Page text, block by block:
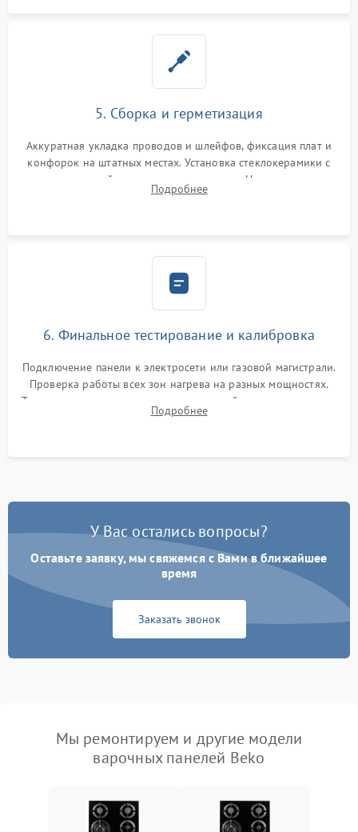
5. Сборка и герметизация
Аккуратная укладка проводов и шлейфов, фиксация плат и
конфорок на штатных местах. Установка стеклокерамики с
проверкой равномерности зазоров. Нанесение
термостойкого герметика или укладка уплотнительной
Подробнее
6. Финальное тестирование и калибровка
Подключение панели к электросети или газовой магистрали.
Проверка работы всех зон нагрева на разных мощностях.
Тестирование сенсорного управления, таймера, индикаторов
остаточного тепла и систем защиты от перегрева.
Подробнее
У Вас остались вопросы?
Оставьте заявку, мы свяжемся с Вами в ближайшее
время
Заказать звонок
Мы ремонтируем и другие модели
варочных панелей Beko